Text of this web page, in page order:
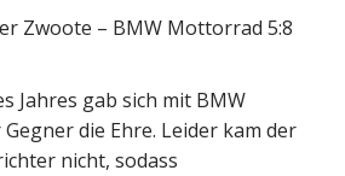
Zwoote – BMW Mottorrad 5:8
Jahres gab sich mit BMW
die Ehre. Leider kam der
nicht, sodass